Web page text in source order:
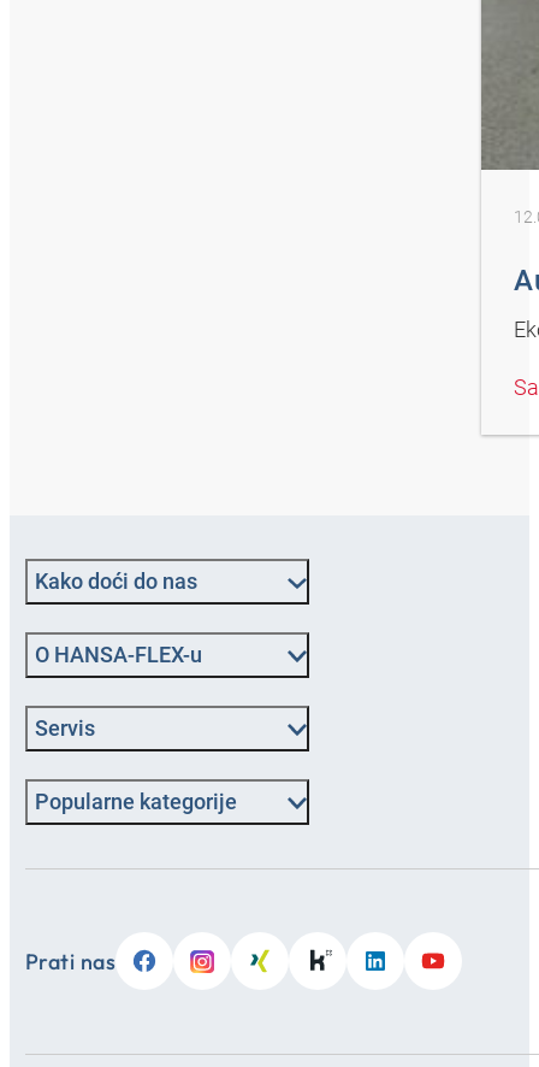
Kako doći do nas
O HANSA‑FLEX-u
Servis
Popularne kategorije
Prati nas